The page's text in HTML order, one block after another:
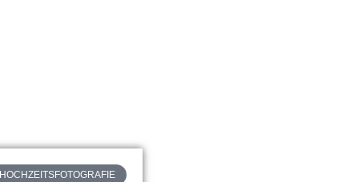
HOCHZEITSFOTOGRAFIE